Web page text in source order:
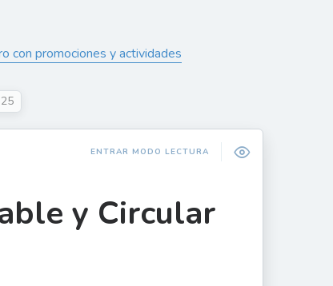
con promociones y actividades
ENTRAR MODO LECTURA
y Circular